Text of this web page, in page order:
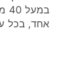
אחד, בכל